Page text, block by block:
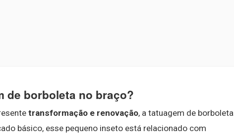
de borboleta no braço?
transformação e renovação, a tatuagem de borboleta
básico, esse pequeno inseto está relacionado com